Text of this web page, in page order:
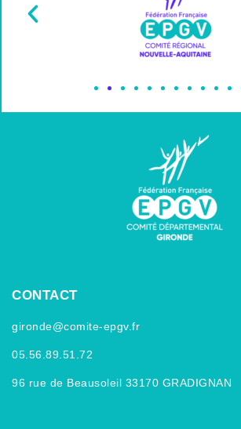
CONTACT
gironde@comite-epgv.fr
05.56.89.51.72
96 rue de Beausoleil 33170 GRADIGNAN